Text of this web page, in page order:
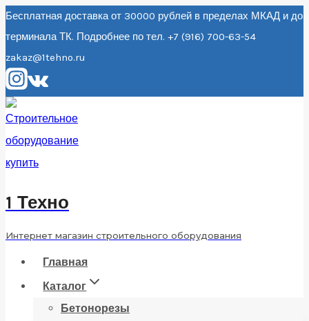
Перейти
к
содержанию
Бесплатная доставка от 30000 рублей в пределах МКАД и до
терминала ТК. Подробнее по тел. +7 (916) 700-63-54
zakaz@1tehno.ru
1 Техно
Интернет магазин строительного оборудования
Главная
Каталог
Бетонорезы